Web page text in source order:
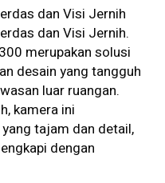
dan Visi Jernih
dan Visi Jernih.
merupakan solusi
desain yang tangguh
luar ruangan.
kamera ini
tajam dan detail,
dengan